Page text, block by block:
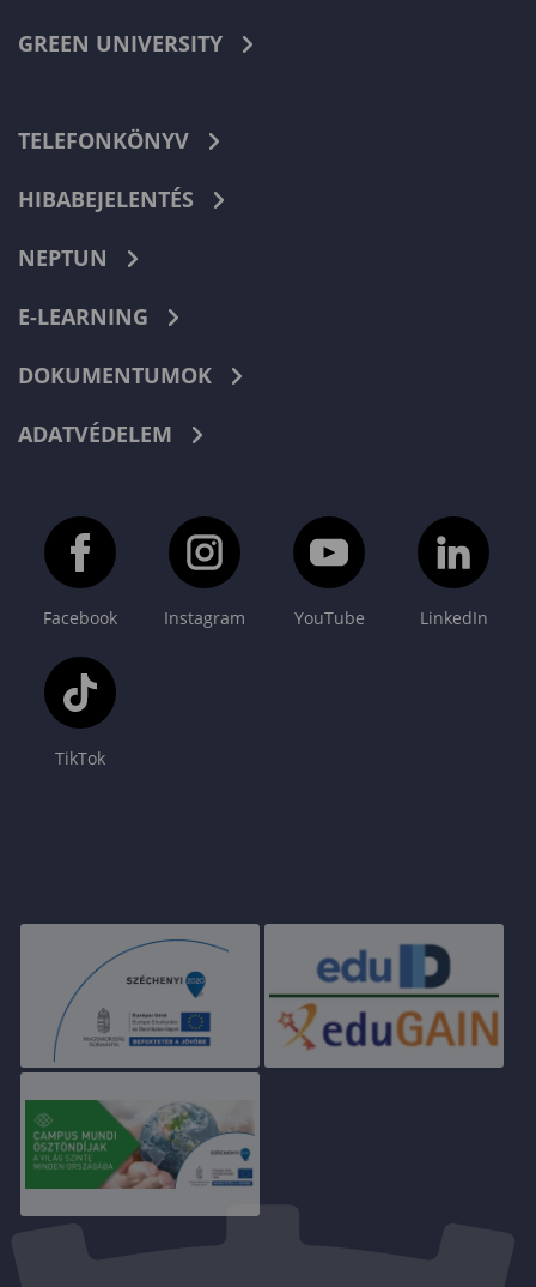
GREEN UNIVERSITY
TELEFONKÖNYV
HIBABEJELENTÉS
NEPTUN
E-LEARNING
DOKUMENTUMOK
ADATVÉDELEM
Facebook Instagram YouTube LinkedIn
TikTok